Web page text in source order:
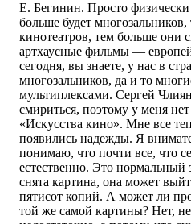
Е. Бегинин. Просто физически
больше будет
кинотеатров, тем больше они
артхаусные фильмы —
сегодня, вы знаете, у нас в
многозальников, да и то
мультиплексами. Сергей
смириться, поэтому у меня
«Искусства кино». Мне все
появились надежды. Я
понимаю, что почти все, что
естественно. Это
снята картина, она может
пятисот копий. А может ли
той же самой картины? Нет,